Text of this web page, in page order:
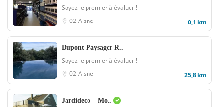
Soyez le premier à évaluer !
02-Aisne
0,1 km
Dupont Paysager R..
Soyez le premier à évaluer !
02-Aisne
25,8 km
Jardideco – Mo..